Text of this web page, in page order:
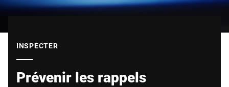
Site Web mondial
INSPECTER
Prévenir les rappels